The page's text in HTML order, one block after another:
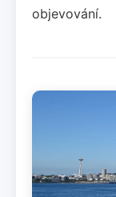
objevování.